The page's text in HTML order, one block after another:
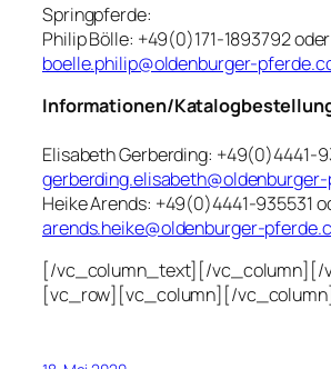
Springpferde:
Philip Bölle: +49(0)171-1893792 oder
boelle.philip@oldenburger-
Informationen/
Elisabeth Gerberding: +49(0)4441-
Heike Arends: +49(0)4441-935531
arends.heike@oldenburger-
[/vc_column_text][/vc_column][/
[vc_row][vc_column][/